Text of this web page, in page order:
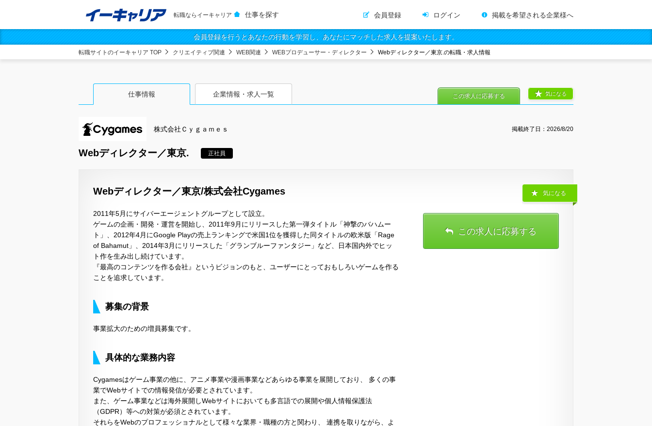
転職ならイーキャリア 仕事を探す 会員登録 ログイン 掲載を希望される企業様へ
会員登録を行うとあなたの行動を学習し、あなたにマッチした求人を提案いたします。
転職サイトのイーキャリア TOP クリエイティブ関連 WEB関連 WEBプロデューサー・ディレクター Webディレクター／東京.の転職・求人情報
仕事情報 企業情報・求人一覧
株式会社Ｃｙｇａｍｅｓ 掲載終了日： 2026/8/20
Webディレクター／東京. 正社員
気になる
この求人に応募する
Webディレクター／東京/株式会社Cygames
2011年5月にサイバーエージェントグループとして設立。
ゲームの企画・開発・運営を開始し、2011年9月にリリースした第一弾タイトル「神撃のバハムー
ト」、2012年4月にGoogle Playの売上ランキングで米国1位を獲得した同タイトルの欧米版「Rage
of Bahamut」、2014年3月にリリースした「グランブルーファンタジー」など、日本国内外でヒッ
ト作を生み出し続けています。
『最高のコンテンツを作る会社』というビジョンのもと、ユーザーにとっておもしろいゲームを作る
ことを追求しています。
募集の背景
事業拡大のための増員募集です。
具体的な業務内容
Cygamesはゲーム事業の他に、アニメ事業や漫画事業などあらゆる事業を展開しており、 多くの事
業でWebサイトでの情報発信が必要とされています。
また、ゲーム事業などは海外展開しWebサイトにおいても多言語での展開や個人情報保護法
（GDPR）等への対策が必須とされています。
それらをWebのプロフェッショナルとして様々な業界・職種の方と関わり、 連携を取りながら、よ
気になる
この求人に応募する